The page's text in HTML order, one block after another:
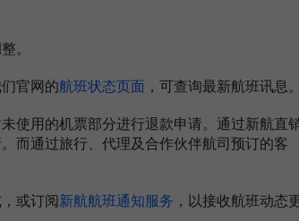
。
官网的航班状态页面 ，可查询最新航班讯息
使用的机票部分进行退款申请。通过新航直
。而通过旅行、代理及合作伙伴航司预订的客
或订阅新航航班通知服务 ，以接收航班动态